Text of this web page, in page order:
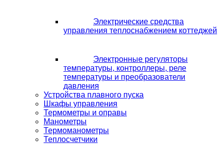
Электрические средства
управления теплоснабжением коттеджей
Электронные регуляторы
температуры, контроллеры, реле
температуры и преобразователи
давления
Устройства плавного пуска
Шкафы управления
Термометры и оправы
Манометры
Термоманометры
Теплосчетчики